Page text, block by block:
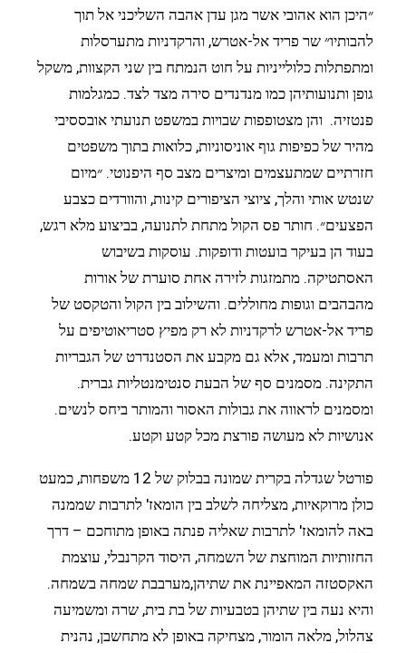
״היכן הוא אהובי אשר מגן עדן אהבה השליכני אל תוך
להבותיו״ שר פריד אל-אטרש, והרקדניות מתערסלות
ומתפתלות כלולייניות על חוט הנמתח בין שני הקצוות, משקל
גופן ותנועותיהן כמו מנדנדים סירה מצד לצד. כמגלמות
פנטזיה. והן מצטופפות שבויות במשפט תנועתי אובססיבי
מהיר של כפיפות גוף אוניסוניות, כלואות בתוך משפטים
חזרתיים שמתעצמים ומיצרים מצב סף היפנוטי. ״מיום
שנטש אותי והלך, ציוצי הציפורים קינות, והוורדים כצבע
הפצעים״. חותר פס הקול מתחת לתנועה, בביצוע מלא רגש,
בעוד הן בעיקר בועטות ודופקות. עוסקות בשיבוש
האסתטיקה. מתמזגות לזירה אחת סוערת של אורות
מהבהבים וגופות מחוללים. והשילוב בין הקול והטקסט של
פריד אל-אטרש לרקדניות לא רק מפיץ סטריאוטיפים על
תרבות ומעמד, אלא גם מקבע את הסטנדרט של הגבריות
התקינה. מסמנים סף של הבעת סנטימנטליות גברית.
ומסמנים לראווה את גבולות האסור והמותר ביחס לנשים.
אנושיות לא מעושה פורצת מכל קטע וקטע.
פורטל שגדלה בקרית שמונה בבלוק של 12 משפחות, כמעט
כולן מרוקאיות, מצליחה לשלב בין הומאז' לתרבות שממנה
באה להומאז' לתרבות שאליה פנתה באופן מתוחכם – דרך
החזותיות המוחצת של השמחה, היסוד הקרנבלי, עוצמת
האקסטזה המאפיינת את שתיהן,מערבבת שמחה בשמחה.
והיא נעה בין שתיהן בטבעיות של בת בית, שרה ומשמיעה
צהלול, מלאה הומור, מצחיקה באופן לא מתחשבן, נהנית